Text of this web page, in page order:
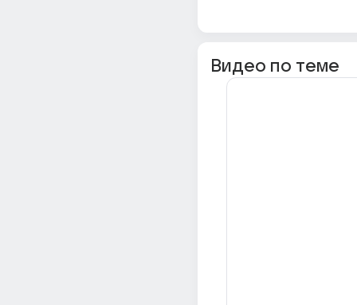
Видео по теме